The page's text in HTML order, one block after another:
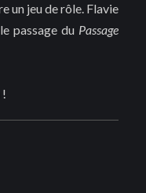
un jeu de rôle. Flavie
passage du Passage